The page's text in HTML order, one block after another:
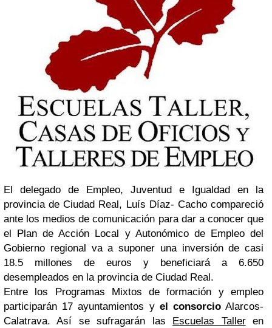
El delegado de Empleo, Juventud e Igualdad en la
provincia de Ciudad Real, Luís Díaz- Cacho compareció
ante los medios de comunicación para dar a conocer que
el Plan de Acción Local y Autonómico de Empleo del
Gobierno regional va a suponer una inversión de casi
18.5 millones de euros y beneficiará a 6.650
desempleados en la provincia de Ciudad Real.
Entre los Programas Mixtos de formación y empleo
participarán 17 ayuntamientos y el consorcioAlarcos-
Calatrava. Así se sufragarán las Escuelas Talleren